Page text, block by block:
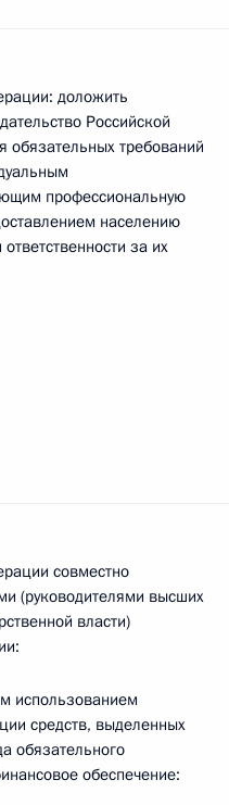
доложить
Российской
обязательных требований
профессиональную
населению
за их
совместно
(руководителями высших
власти)
использованием
средств, выделенных
обязательного
обеспечение: